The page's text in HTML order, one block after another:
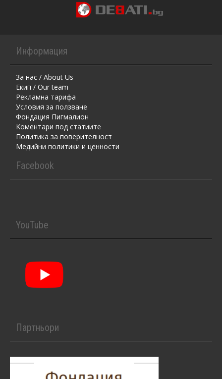
Информация
За нас / About Us
Екип / Our team
Рекламна тарифа
Условия за ползване
Фондация Пигмалион
Kоментaри под статиите
Политика за поверителност
Медийни политики и ценности
Facebook
YouTube
Партньори